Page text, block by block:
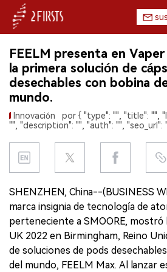
INICIO
EMPRESA
PRODUCTO
REGULACIÓN
DATOS
EXPOSICIÓN
ENTREVISTA
FEELM presenta en
la primera solución de
desechables con bobina
mundo.
Innovación
por { "type": "", "title": "",
"", "description": "", "auth": "", "seo_url":
SHENZHEN, China--(BUSINESS
marca insignia de tecnología de
perteneciente a SMOORE,
UK 2022 en Birmingham, Reino
de soluciones de pods
del mundo, FEELM Max. Al lanzar